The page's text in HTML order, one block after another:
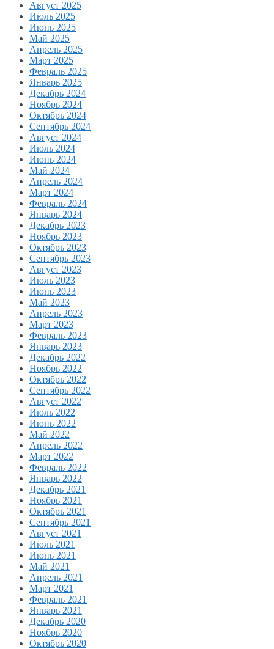
Август 2025
Июль 2025
Июнь 2025
Май 2025
Апрель 2025
Март 2025
Февраль 2025
Январь 2025
Декабрь 2024
Ноябрь 2024
Октябрь 2024
Сентябрь 2024
Август 2024
Июль 2024
Июнь 2024
Май 2024
Апрель 2024
Март 2024
Февраль 2024
Январь 2024
Декабрь 2023
Ноябрь 2023
Октябрь 2023
Сентябрь 2023
Август 2023
Июль 2023
Июнь 2023
Май 2023
Апрель 2023
Март 2023
Февраль 2023
Январь 2023
Декабрь 2022
Ноябрь 2022
Октябрь 2022
Сентябрь 2022
Август 2022
Июль 2022
Июнь 2022
Май 2022
Апрель 2022
Март 2022
Февраль 2022
Январь 2022
Декабрь 2021
Ноябрь 2021
Октябрь 2021
Сентябрь 2021
Август 2021
Июль 2021
Июнь 2021
Май 2021
Апрель 2021
Март 2021
Февраль 2021
Январь 2021
Декабрь 2020
Ноябрь 2020
Октябрь 2020